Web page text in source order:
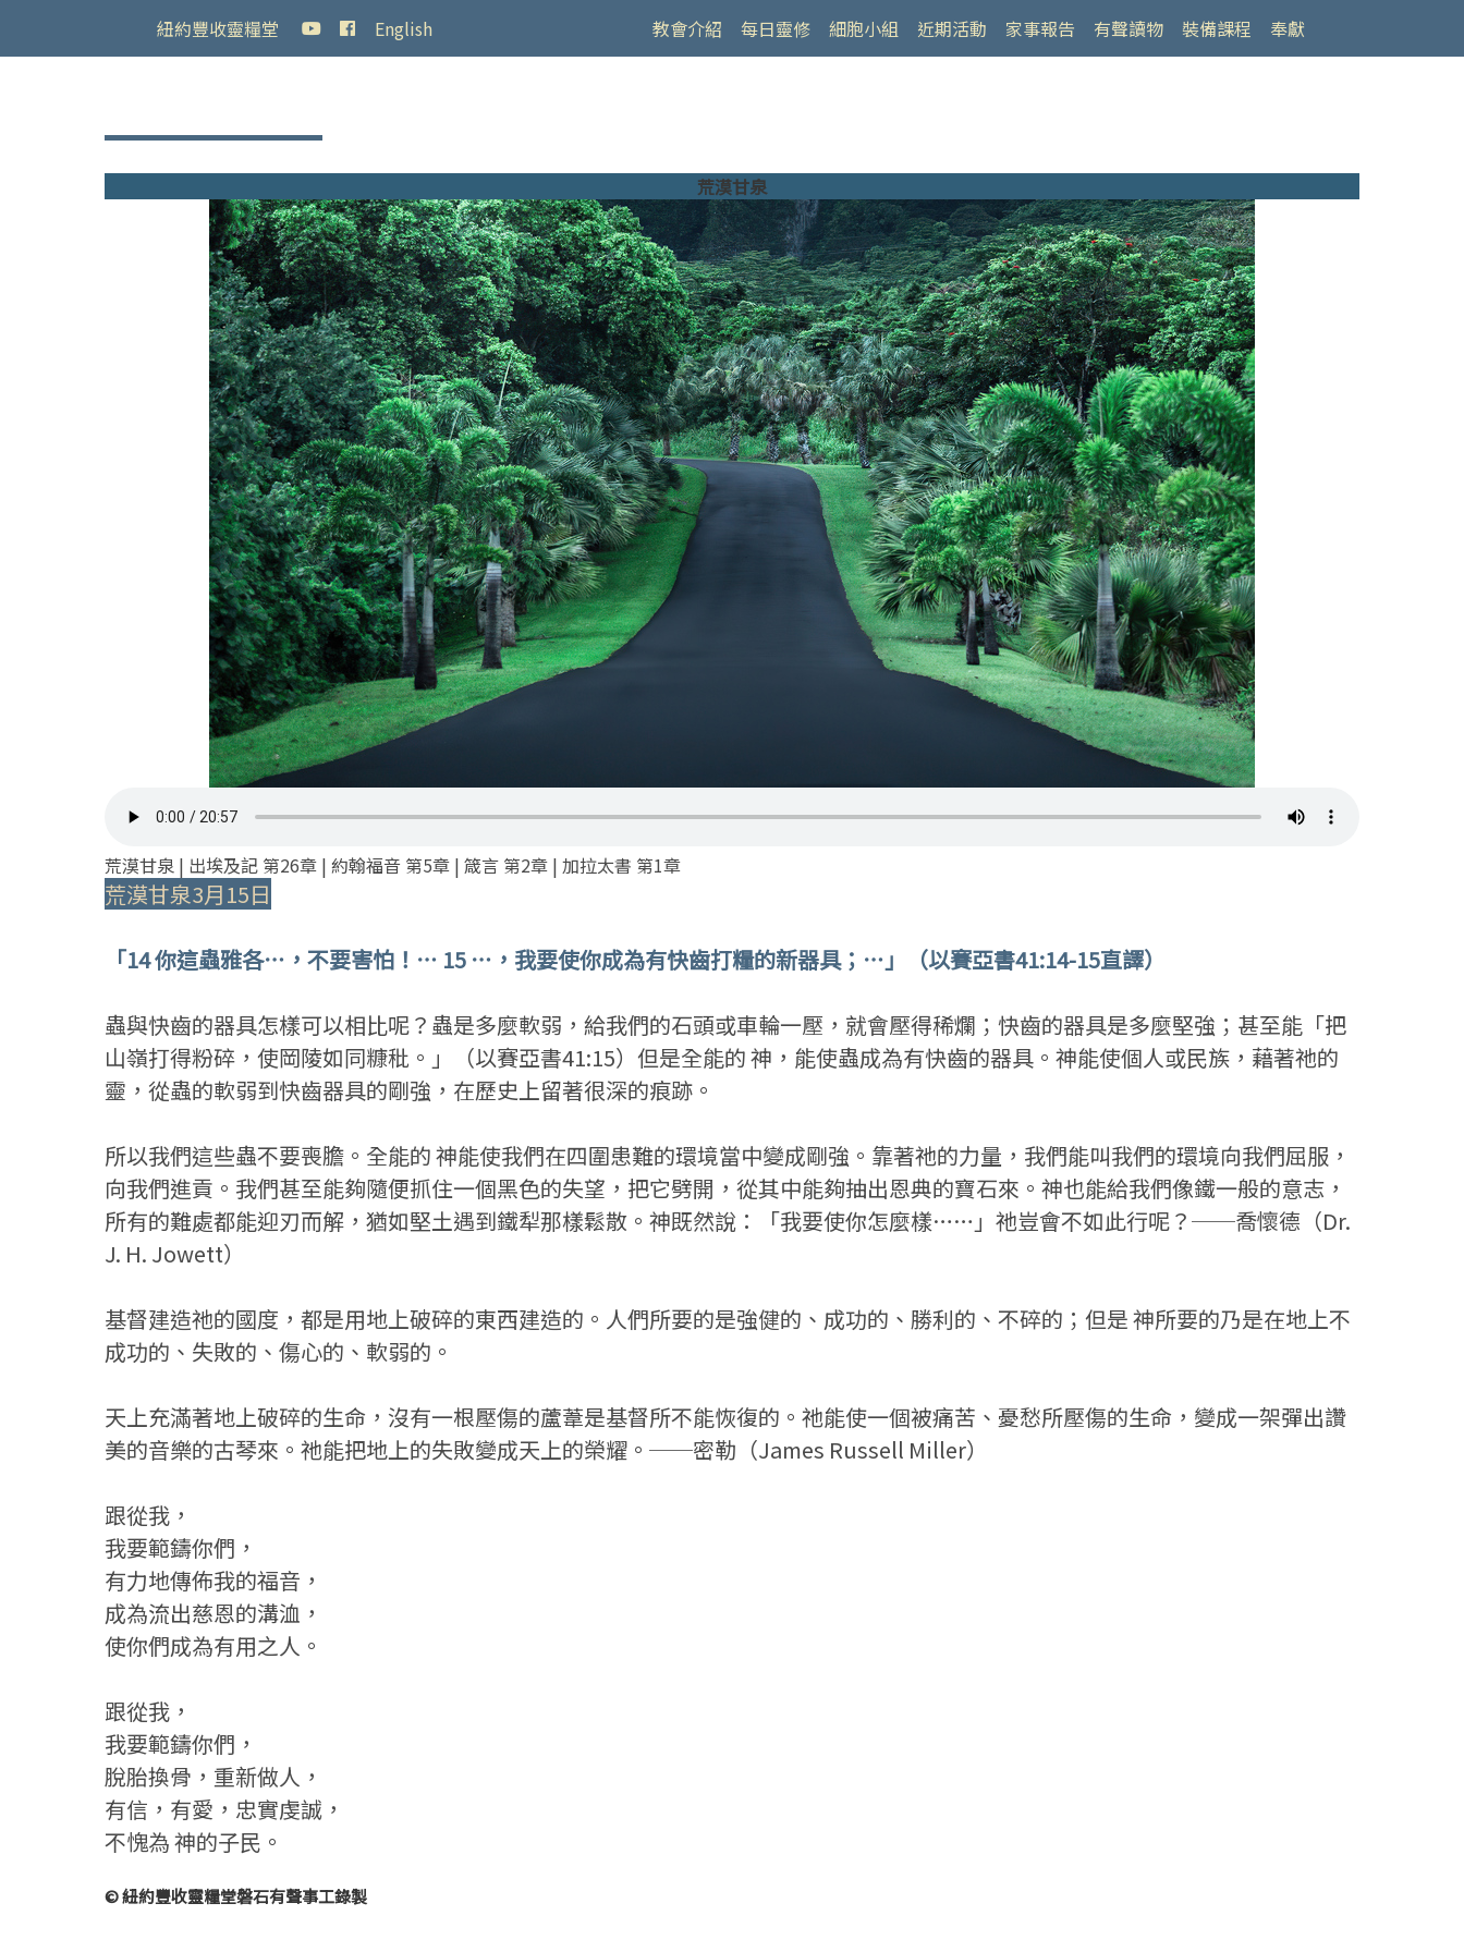
紐約豐收靈糧堂 English 教會介紹 每日靈修 細胞小組 近期活動 家事報告 有聲讀物 裝備課程 奉獻
荒漠甘泉
荒漠甘泉 | 出埃及記 第26章 | 約翰福音 第5章 | 箴言 第2章 | 加拉太書 第1章
荒漠甘泉3月15日
「14 你這蟲雅各⋯，不要害怕！⋯ 15 ⋯，我要使你成為有快齒打糧的新器具；⋯」（以賽亞書41:14-15直譯）
蟲與快齒的器具怎樣可以相比呢？蟲是多麼軟弱，給我們的石頭或車輪一壓，就會壓得稀爛；快齒的器具是多麼堅強；甚至能「把
山嶺打得粉碎，使岡陵如同糠秕。」（以賽亞書41:15）但是全能的 神，能使蟲成為有快齒的器具。神能使個人或民族，藉著祂的
靈，從蟲的軟弱到快齒器具的剛強，在歷史上留著很深的痕跡。
所以我們這些蟲不要喪膽。全能的 神能使我們在四圍患難的環境當中變成剛強。靠著祂的力量，我們能叫我們的環境向我們屈服，
向我們進貢。我們甚至能夠隨便抓住一個黑色的失望，把它劈開，從其中能夠抽出恩典的寶石來。神也能給我們像鐵一般的意志，
所有的難處都能迎刃而解，猶如堅土遇到鐵犁那樣鬆散。神既然說：「我要使你怎麼樣……」祂豈會不如此行呢？──喬懷德（Dr.
J. H. Jowett）
基督建造祂的國度，都是用地上破碎的東西建造的。人們所要的是強健的、成功的、勝利的、不碎的；但是 神所要的乃是在地上不
成功的、失敗的、傷心的、軟弱的。
天上充滿著地上破碎的生命，沒有一根壓傷的蘆葦是基督所不能恢復的。祂能使一個被痛苦、憂愁所壓傷的生命，變成一架彈出讚
美的音樂的古琴來。祂能把地上的失敗變成天上的榮耀。──密勒（James Russell Miller）
跟從我，
我要範鑄你們，
有力地傳佈我的福音，
成為流出慈恩的溝洫，
使你們成為有用之人。
跟從我，
我要範鑄你們，
脫胎換骨，重新做人，
有信，有愛，忠實虔誠，
不愧為 神的子民。
© 紐約豐收靈糧堂磐石有聲事工錄製